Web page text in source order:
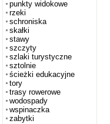
punkty widokowe
rzeki
schroniska
skałki
stawy
szczyty
szlaki turystyczne
sztolnie
ścieżki edukacyjne
tory
trasy rowerowe
wodospady
wspinaczka
zabytki